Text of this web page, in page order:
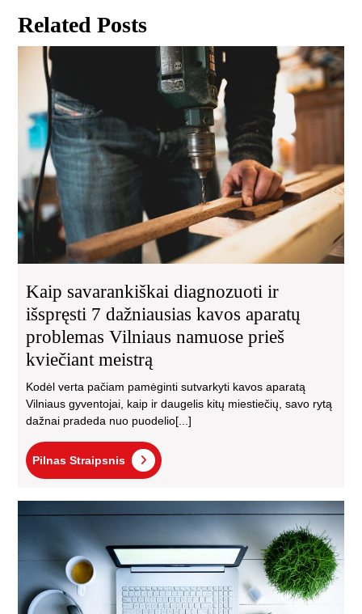
įrašų
Related Posts
ir
Kaip savarankiškai diagnozuoti ir
išspręsti 7 dažniausias kavos aparatų
problemas Vilniaus namuose prieš
kviečiant meistrą
Kodėl verta pačiam pamėginti sutvarkyti kavos aparatą
Vilniaus gyventojai, kaip ir daugelis kitų miestiečių, savo rytą
dažnai pradeda nuo puodelio[...]
Pilnas Straipsnis
Pilnas
Straipsnis